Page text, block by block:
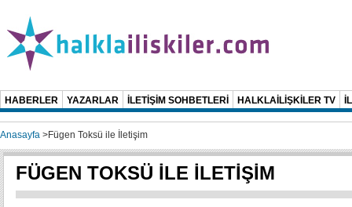
HABERLER YAZARLAR İLETİŞİM SOHBETLERİ HALKLAİLİŞKİLER TV
Anasayfa >Fügen Toksü ile İletişim
FÜGEN TOKSÜ İLE İLETİŞİM